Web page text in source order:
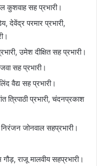
कुशवाह सह प्रभारी।
देवेंद्र परमार प्रभारी,
उमेश दीक्षित सह प्रभारी।
सह प्रभारी।
वैद्य सह प्रभारी।
त्रिपाठी प्रभारी, चंदनप्रकाश
जोनवाल सहप्रभारी।
राजू मालवीय सहप्रभारी।